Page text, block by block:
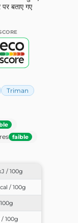
बताए गए
Triman
faible
/ 100g
/ 100g
100g